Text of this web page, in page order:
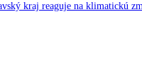
kraj reaguje na klimatickú